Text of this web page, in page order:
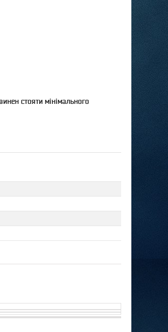
стояти мінімального